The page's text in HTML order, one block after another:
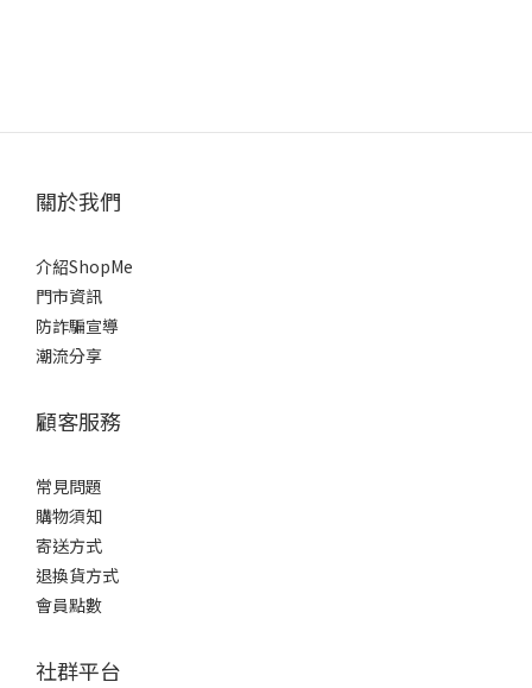
關於我們
介紹ShopMe
門市資訊
防詐騙宣導
潮流分享
顧客服務
常見問題
購物須知
寄送方式
退換貨方式
會員點數
社群平台